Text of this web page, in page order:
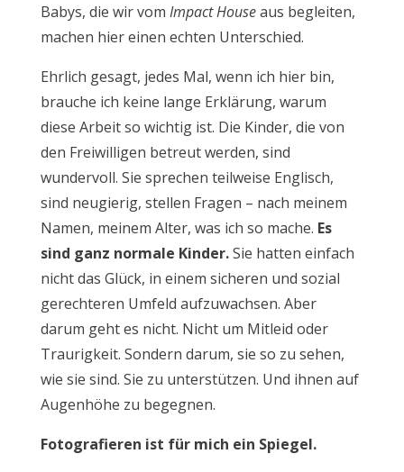
Babys, die wir vom Impact Houseaus begleiten,
machen hier einen echten Unterschied.
Ehrlich gesagt, jedes Mal, wenn ich hier bin,
brauche ich keine lange Erklärung, warum
diese Arbeit so wichtig ist. Die Kinder, die von
den Freiwilligen betreut werden, sind
wundervoll. Sie sprechen teilweise Englisch,
sind neugierig, stellen Fragen – nach meinem
Namen, meinem Alter, was ich so mache. Es
sind ganz normale Kinder.Sie hatten einfach
nicht das Glück, in einem sicheren und sozial
gerechteren Umfeld aufzuwachsen. Aber
darum geht es nicht. Nicht um Mitleid oder
Traurigkeit. Sondern darum, sie so zu sehen,
wie sie sind. Sie zu unterstützen. Und ihnen auf
Augenhöhe zu begegnen.
Fotografieren ist für mich ein Spiegel.